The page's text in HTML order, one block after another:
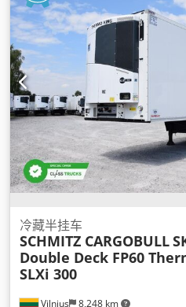
Vilnius 8,248 km
冷藏半挂车
SCHMITZ CARGOBULL
Double Deck FP60
SLXi 300